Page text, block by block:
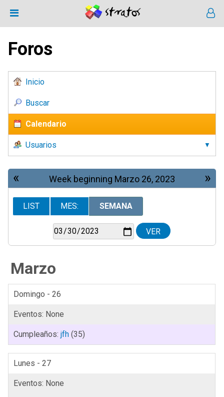
Foros
Inicio
Buscar
Calendario
Usuarios
« »
Week beginning Marzo 26, 2023
LIST MES: SEMANA
Marzo
Domingo - 26
jfh (35)
Lunes - 27